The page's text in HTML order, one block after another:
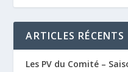
ARTICLES RÉCENTS
Les PV du Comité –